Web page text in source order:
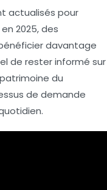
actualisés pour
2025, des
davantage
de rester informé sur
du
de demande